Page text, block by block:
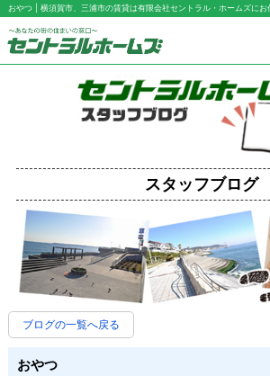
おやつ | 横須賀市、三浦市の賃貸は有限会社セントラル・ホームズにお
スタッフブログ
ブログの一覧へ戻る
おやつ